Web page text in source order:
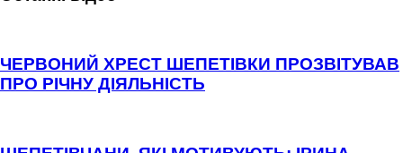
ЧЕРВОНИЙ ХРЕСТ ШЕПЕТІВКИ ПРОЗВІТУВАВ
ПРО РІЧНУ ДІЯЛЬНІСТЬ